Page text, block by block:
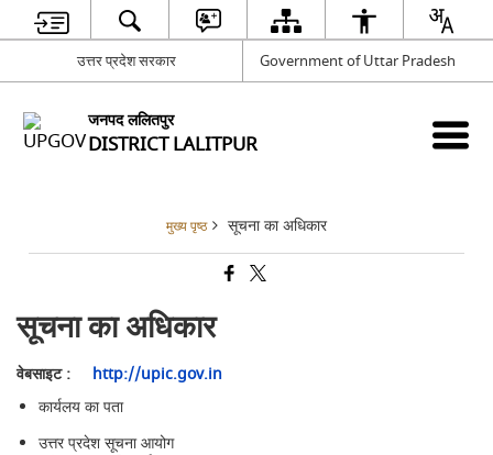
उत्तर प्रदेश सरकार Government of Uttar Pradesh
जनपद ललितपुर
DISTRICT LALITPUR
मुख्य पृष्ठ सूचना का अधिकार
सूचना का अधिकार
वेबसाइट : http://upic.gov.in
कार्यलय का पता
उत्तर प्रदेश सूचना आयोग